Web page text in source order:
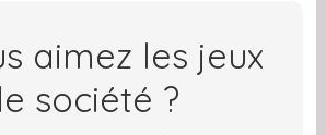
aimez les jeux
société ?